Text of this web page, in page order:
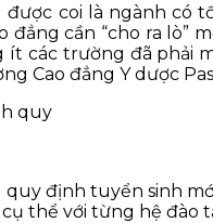
coi là ngành có
đẳng cần “cho ra
ít các trường đã phải
Cao đẳng Y dược
quy
định tuyển sinh
thể với từng hệ đào